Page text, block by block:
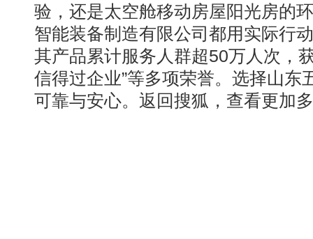
验，还是太空舱移动房屋阳光房的
智能装备制造有限公司都用实际行
其产品累计服务人群超50万人次，
信得过企业”等多项荣誉。选择山东
可靠与安心。返回搜狐，查看更加多